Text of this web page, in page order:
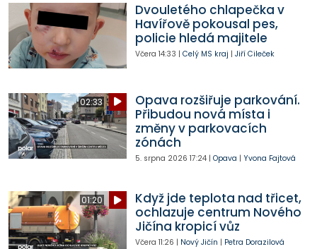
Dvouletého chlapečka v
Havířově pokousal pes,
policie hledá majitele
Včera 14:33 | Celý MS kraj | Jiří Cileček
02:33
Opava rozšiřuje parkování.
Přibudou nová místa i
změny v parkovacích
zónách
5. srpna 2026 17:24| Opava | Yvona Fajtová
01:20
Když jde teplota nad třicet,
ochlazuje centrum Nového
Jičína kropicí vůz
Včera 11:26 | Nový Jičín | Petra Dorazilová